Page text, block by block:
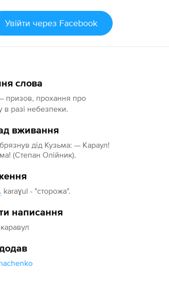
Увійти через Facebook
слова
призов, прохання про
в разі небезпеки.
вживання
дід Кузьма: — Караул!
(Степан Олійник).
karaɣul - "сторожа".
написання